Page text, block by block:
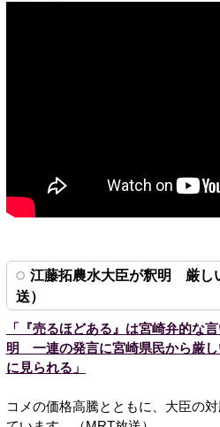
江藤拓農水大臣が釈明 厳し
送）
「『売るほどある』は宮崎弁的な
明 一連の発言に宮崎県民から厳し
に見られる」
コメの価格高騰とともに、大臣の